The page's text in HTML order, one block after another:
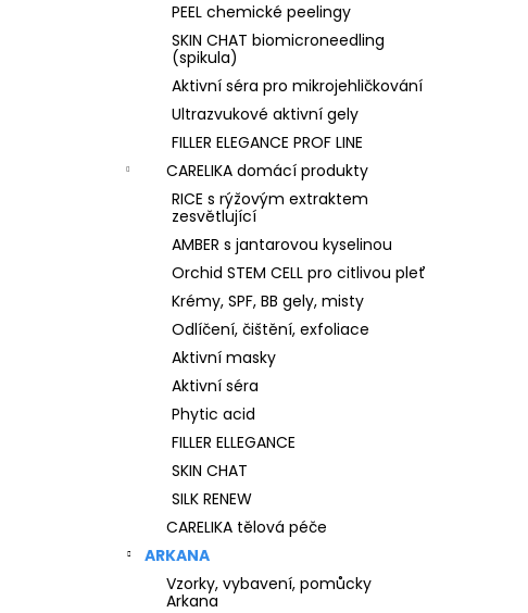
PEEL chemické peelingy
SKIN CHAT biomicroneedling
(spikula)
Aktivní séra pro mikrojehličkování
Ultrazvukové aktivní gely
FILLER ELEGANCE PROF LINE
CARELIKA domácí produkty
RICE s rýžovým extraktem
zesvětlující
AMBER s jantarovou kyselinou
Orchid STEM CELL pro citlivou pleť
Krémy, SPF, BB gely, misty
Odlíčení, čištění, exfoliace
Aktivní masky
Aktivní séra
Phytic acid
FILLER ELLEGANCE
SKIN CHAT
SILK RENEW
CARELIKA tělová péče
ARKANA
Vzorky, vybavení, pomůcky
Arkana